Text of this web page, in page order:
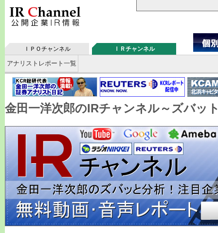
ＩＰＯチャンネル ＩＲチャンネル
アナリストレポート一覧
金田一洋次郎のIRチャンネル～ズバッ